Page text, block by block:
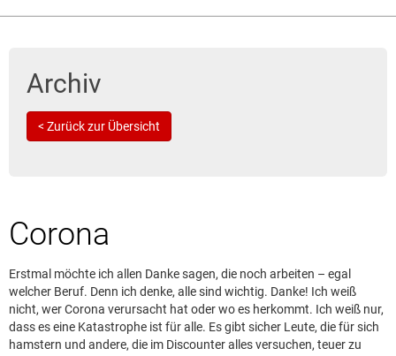
Kontakt
Archiv
< Zurück zur Übersicht
Corona
Erstmal möchte ich allen Danke sagen, die noch arbeiten – egal
welcher Beruf. Denn ich denke, alle sind wichtig. Danke! Ich weiß
nicht, wer Corona verursacht hat oder wo es herkommt. Ich weiß nur,
dass es eine Katastrophe ist für alle. Es gibt sicher Leute, die für sich
hamstern und andere, die im Discounter alles versuchen, teuer zu